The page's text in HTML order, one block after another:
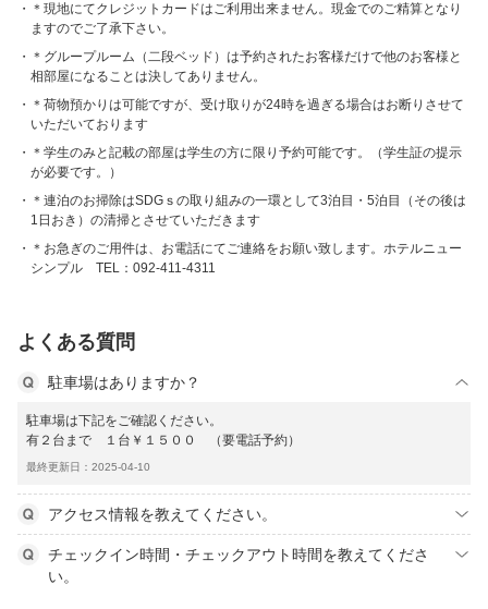
＊現地にてクレジットカードはご利用出来ません。現金でのご精算となり
ますのでご了承下さい。
＊グループルーム（二段ベッド）は予約されたお客様だけで他のお客様と
相部屋になることは決してありません。
＊荷物預かりは可能ですが、受け取りが24時を過ぎる場合はお断りさせて
いただいております
＊学生のみと記載の部屋は学生の方に限り予約可能です。（学生証の提示
が必要です。）
＊連泊のお掃除はSDGｓの取り組みの一環として3泊目・5泊目（その後は
1日おき）の清掃とさせていただきます
＊お急ぎのご用件は、お電話にてご連絡をお願い致します。ホテルニュー
シンプル TEL：092-411-4311
よくある質問
駐車場はありますか？
駐車場は下記をご確認ください。
有２台まで １台￥１５００ （要電話予約）
最終更新日：2025-04-10
アクセス情報を教えてください。
チェックイン時間・チェックアウト時間を教えてくださ
い。